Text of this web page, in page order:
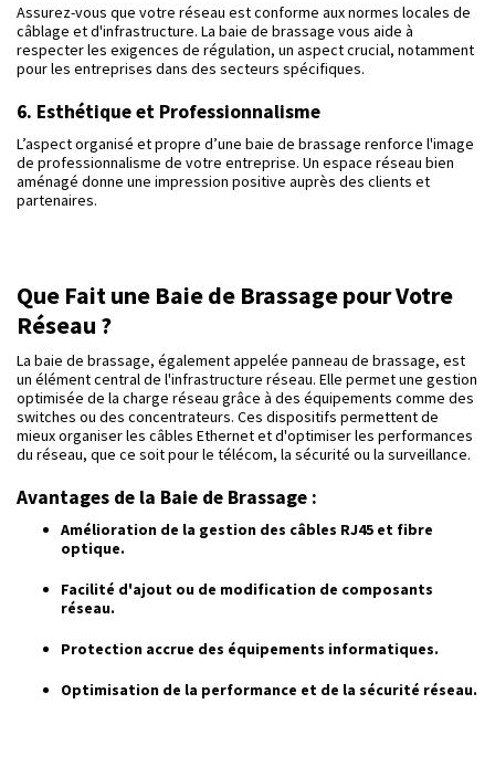
Assurez-vous que votre réseau est conforme aux normes locales de
câblage et d'infrastructure. La baie de brassage vous aide à
respecter les exigences de régulation, un aspect crucial, notamment
pour les entreprises dans des secteurs spécifiques.
6. Esthétique et Professionnalisme
L’aspect organisé et propre d’une baie de brassage renforce l'image
de professionnalisme de votre entreprise. Un espace réseau bien
aménagé donne une impression positive auprès des clients et
partenaires.
Que Fait une Baie de Brassage pour Votre
Réseau ?
La baie de brassage, également appelée panneau de brassage, est
un élément central de l'infrastructure réseau. Elle permet une gestion
optimisée de la charge réseau grâce à des équipements comme des
switches ou des concentrateurs. Ces dispositifs permettent de
mieux organiser les câbles Ethernet et d'optimiser les performances
du réseau, que ce soit pour le télécom, la sécurité ou la surveillance.
Avantages de la Baie de Brassage :
Amélioration de la gestion des câbles RJ45 et fibre
optique.
Facilité d'ajout ou de modification de composants
réseau.
Protection accrue des équipements informatiques.
Optimisation de la performance et de la sécurité réseau.